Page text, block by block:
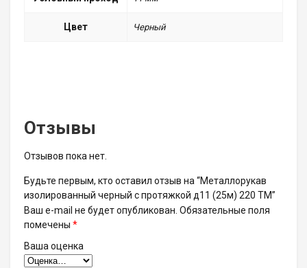
Цвет Черный
Отзывы
Отзывов пока нет.
Будьте первым, кто оставил отзыв на “Металлорукав
изолированный черный с протяжкой д11 (25м) 220 ТМ”
Ваш e-mail не будет опубликован. Обязательные поля
помечены *
Ваша оценка